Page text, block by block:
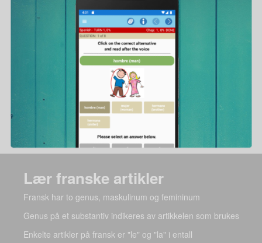
Lær franske artikler
Fransk har to genus, maskulinum og femininum
Genus på et substantiv indikeres av artikkelen som brukes
Enkelte artikler på fransk er "le" og "la" i entall